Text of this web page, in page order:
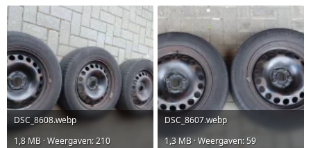
e
d
a
t
e
DSC_8608.webp
1,8 MB · Weergaven: 210
DSC_8607.webp
1,3 MB · Weergaven: 59